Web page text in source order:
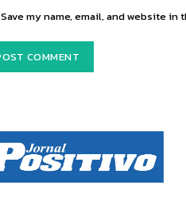
Save my name, email, and website